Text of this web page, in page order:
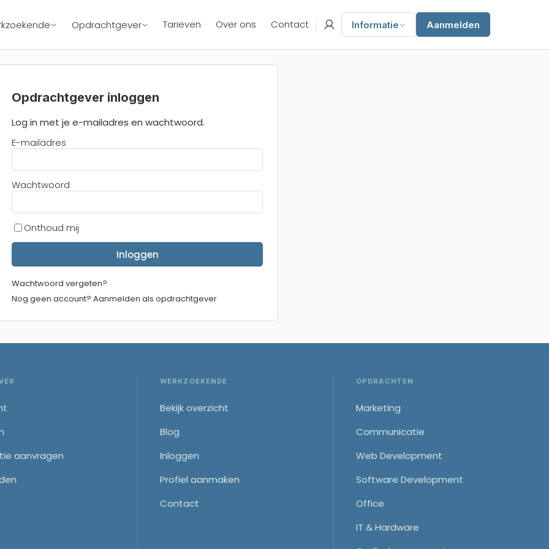
Opdrachtgever Tarieven Over ons Contact Informatie Aanmelden
Opdrachtgever inloggen
Log in met je e-mailadres en wachtwoord.
E-mailadres
Wachtwoord
Onthoud mij
Inloggen
Wachtwoord vergeten?
Nog geen account? Aanmelden als opdrachtgever
aanvragen
WERKZOEKENDE
Bekijk overzicht
Blog
Inloggen
Profiel aanmaken
Contact
OPDRACHTEN
Marketing
Communicatie
Web Development
Software Development
Office
IT & Hardware